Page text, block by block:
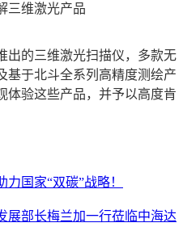
三维激光产品
的三维激光扫描仪，多款无
基于北斗全系列高精度测绘产
体验这些产品，并予以高度肯
国家“双碳”战略！
展部长梅兰加一行莅临中海达